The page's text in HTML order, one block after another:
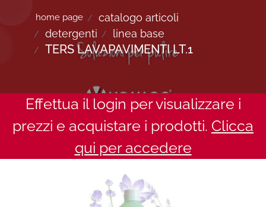
home page
catalogo articoli
detergenti
linea base
TERS LAVAPAVIMENTI LT.1
Effettua il login per visualizzare i
prezzi e acquistare i prodotti. Clicca
qui per accedere